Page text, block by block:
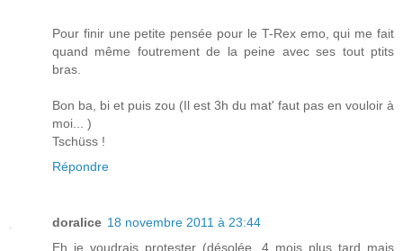
Pour finir une petite pensée pour le T-Rex emo, qui me fait
quand même foutrement de la peine avec ses tout ptits
bras.
Bon ba, bi et puis zou (Il est 3h du mat' faut pas en vouloir à
moi... )
Tschüss !
Répondre
doralice 18 novembre 2011 à 23:44
Eh je voudrais protester (désolée, 4 mois plus tard mais